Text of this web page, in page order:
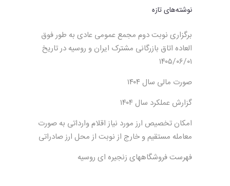
نوشته‌های تازه
برگزاری نوبت دوم مجمع عمومی عادی به طور فوق
العاده اتاق بازرگانی مشترک ایران و روسیه در تاریخ
۱۴۰۵/۰۶/۰۱
صورت مالی سال ۱۴۰۴
گزارش عملکرد سال ۱۴۰۴
امکان تخصیص ارز مورد نیاز اقلام وارداتی به صورت
معامله مستقیم و خارج از نوبت از محل ارز صادراتی
فهرست فروشگاههای زنجیره ای روسیه‌